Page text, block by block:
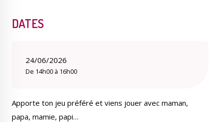
Qualité de l'air
Apporte ton jeu préféré et viens jouer avec maman,
papa, mamie, papi…
DATES
24/06/2026
De 14h00 à 16h00